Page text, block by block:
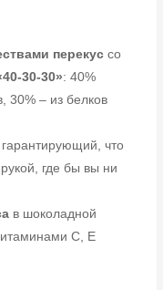
перекус со
30-30»: 40%
30% – из белков
гарантирующий, что
где бы вы ни
в шоколадной
C, E